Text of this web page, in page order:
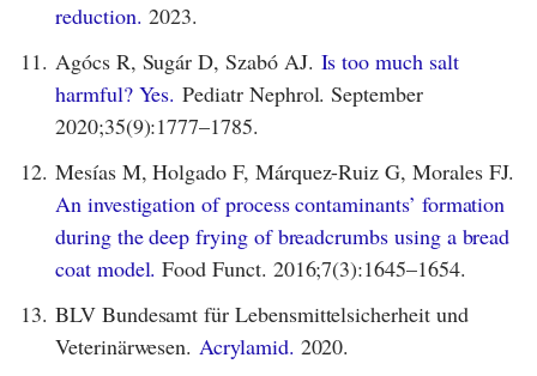
reduction. 2023.
11. Agócs R, Sugár D, Szabó AJ. Is too much salt
harmful? Yes. Pediatr Nephrol. September
2020;35(9):1777–1785.
12. Mesías M, Holgado F, Márquez-Ruiz G, Morales FJ.
An investigation of process contaminants’ formation
during the deep frying of breadcrumbs using a bread
coat model. Food Funct. 2016;7(3):1645–1654.
13. BLV Bundesamt für Lebensmittelsicherheit und
Veterinärwesen.Acrylamid. 2020.